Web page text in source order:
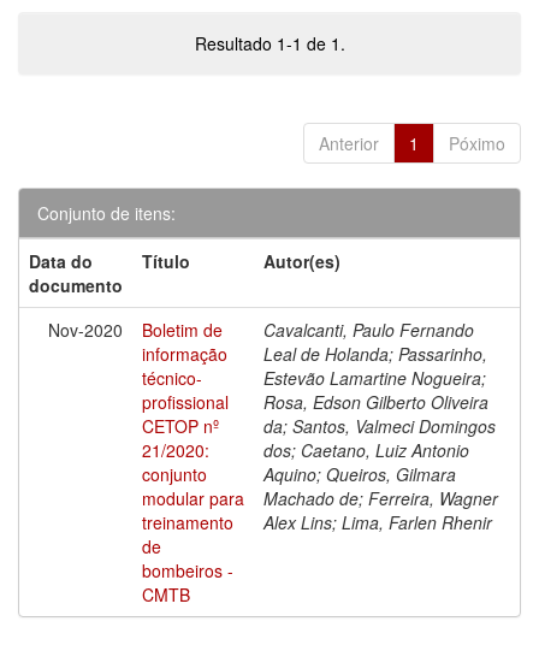
Resultado 1-1 de 1.
Anterior 1 Póximo
Conjunto de itens:
Data do
documento
Título Autor(es)
Nov-2020
Boletim de
informação
técnico-
profissional
CETOP nº
21/2020:
conjunto
modular para
treinamento
de
bombeiros -
CMTB
Cavalcanti, Paulo Fernando
Leal de Holanda; Passarinho,
Estevão Lamartine Nogueira;
Rosa, Edson Gilberto Oliveira
da; Santos, Valmeci Domingos
dos; Caetano, Luiz Antonio
Aquino; Queiros, Gilmara
Machado de; Ferreira, Wagner
Alex Lins; Lima, Farlen Rhenir